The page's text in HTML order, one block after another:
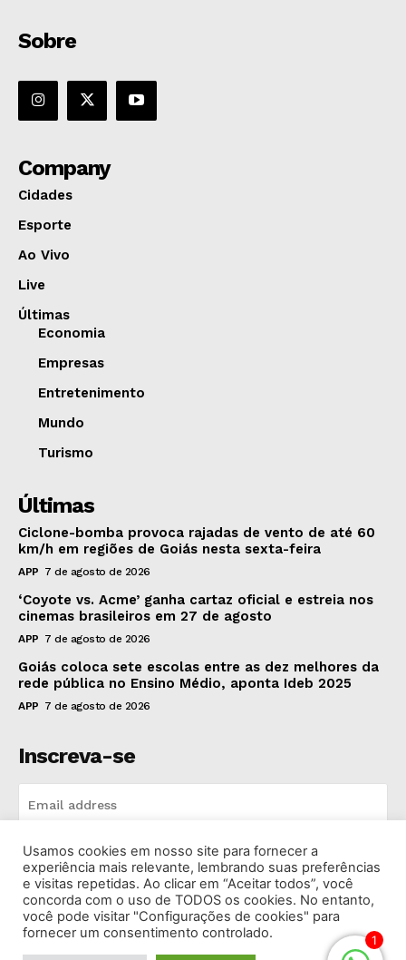
Sobre
Company
Cidades
Esporte
Ao Vivo
Live
Últimas
Economia
Empresas
Entretenimento
Mundo
Turismo
Últimas
Ciclone-bomba provoca rajadas de vento de até 60
km/h em regiões de Goiás nesta sexta-feira
APP 7 de agosto de 2026
‘Coyote vs. Acme’ ganha cartaz oficial e estreia nos
cinemas brasileiros em 27 de agosto
APP 7 de agosto de 2026
Goiás coloca sete escolas entre as dez melhores da
rede pública no Ensino Médio, aponta Ideb 2025
APP 7 de agosto de 2026
Inscreva-se
INSCREVA-SE
I've read and accept the Privacy Policy.
1
Usamos cookies em nosso site para fornecer a
experiência mais relevante, lembrando suas preferências
e visitas repetidas. Ao clicar em “Aceitar todos”, você
concorda com o uso de TODOS os cookies. No entanto,
você pode visitar "Configurações de cookies" para
fornecer um consentimento controlado.